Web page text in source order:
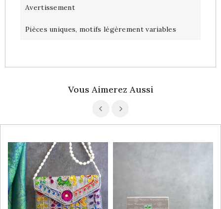
Avertissement
Pièces uniques, motifs légèrement variables
Vous Aimerez Aussi